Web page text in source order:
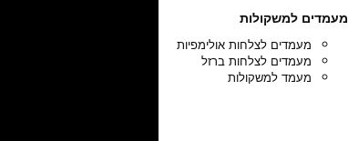
מעמדים למשקולות
מעמדים לצלחות אולימפיות
מעמדים לצלחות ברזל
מעמד למשקולות